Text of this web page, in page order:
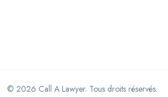
© 2026 Call A Lawyer. Tous droits réservés.